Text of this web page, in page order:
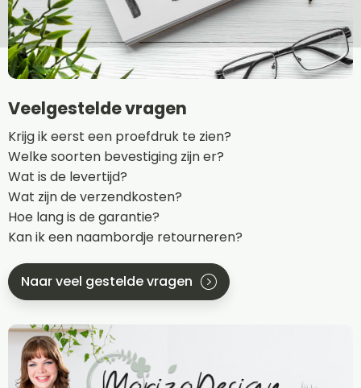
Veelgestelde vragen
Krijg ik eerst een proefdruk te zien?
Welke soorten bevestiging zijn er?
Wat is de levertijd?
Wat zijn de verzendkosten?
Hoe lang is de garantie?
Kan ik een naambordje retourneren?
Naar veel gestelde vragen